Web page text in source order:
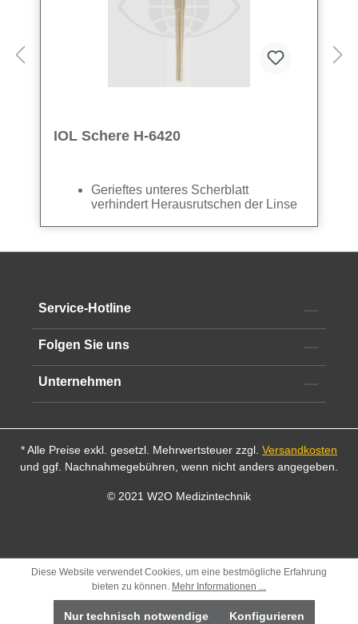
IOL Schere H-6420
Gerieftes unteres Scherblatt
verhindert Herausrutschen der Linse
Service-Hotline
Folgen Sie uns
Unternehmen
* Alle Preise exkl. gesetzl. Mehrwertsteuer zzgl. Versandkosten
und ggf. Nachnahmegebühren, wenn nicht anders angegeben.
© 2021 W2O Medizintechnik
Diese Website verwendet Cookies, um eine bestmögliche Erfahrung
bieten zu können. Mehr Informationen ...
Nur technisch notwendige Konfigurieren